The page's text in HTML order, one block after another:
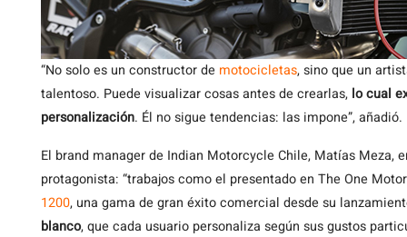
“No solo es un constructor de motocicletas, sino que un
talentoso. Puede visualizar cosas antes de crearlas, lo cual
personalización. Él no sigue tendencias: las impone”, añadió.
El brand manager de Indian Motorcycle Chile, Matías
protagonista: “trabajos como el presentado en The One
1200, una gama de gran éxito comercial desde su
blanco, que cada usuario personaliza según sus gustos